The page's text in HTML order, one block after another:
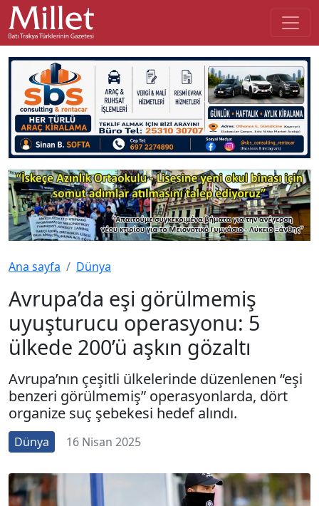
Ana sayfa Dünya
Avrupa’da eşi görülmemiş
uyuşturucu operasyonu: 5
ülkede 200’ü aşkın gözaltı
Avrupa’nın çeşitli ülkelerinde düzenlenen “eşi
benzeri görülmemiş” operasyonlarda, dört
organize suç şebekesi hedef alındı.
Dünya 16 Nisan 2025